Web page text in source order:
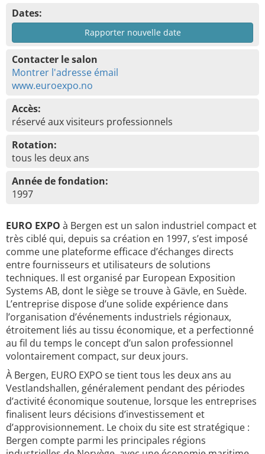
Dates:
Rapporter nouvelle date
Contacter le salon
Montrer l'adresse émail
www.euroexpo.no
Accès:
réservé aux visiteurs professionnels
Rotation:
tous les deux ans
Année de fondation:
1997
EURO EXPO à Bergen est un salon industriel compact et
très ciblé qui, depuis sa création en 1997, s’est imposé
comme une plateforme efficace d’échanges directs
entre fournisseurs et utilisateurs de solutions
techniques. Il est organisé par European Exposition
Systems AB, dont le siège se trouve à Gävle, en Suède.
L’entreprise dispose d’une solide expérience dans
l’organisation d’événements industriels régionaux,
étroitement liés au tissu économique, et a perfectionné
au fil du temps le concept d’un salon professionnel
volontairement compact, sur deux jours.
À Bergen, EURO EXPO se tient tous les deux ans au
Vestlandshallen, généralement pendant des périodes
d’activité économique soutenue, lorsque les entreprises
finalisent leurs décisions d’investissement et
d’approvisionnement. Le choix du site est stratégique :
Bergen compte parmi les principales régions